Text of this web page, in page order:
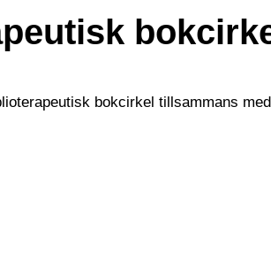
bokcirkel tillsammans